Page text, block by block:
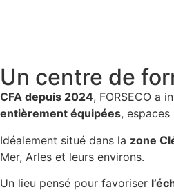
Un centre de
CFA depuis 2024, FORSECO a
entièrement équipées,
Idéalement situé dans la zone
Mer, Arles et leurs environs.
Un lieu pensé pour favoriser